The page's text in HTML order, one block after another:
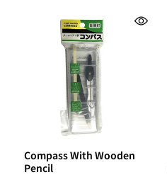
Compass With Wooden
Pencil